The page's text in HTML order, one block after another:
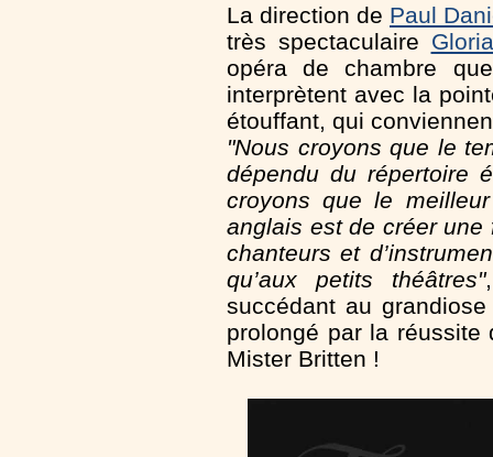
La direction de Paul
très spectaculaire
opéra de chambre
interprètent avec la
étouffant, qui
"Nous croyons que le
dépendu du répertoire
croyons que le
anglais est de créer une
chanteurs et
qu’aux petits théâtres"
succédant au
prolongé par la réussite
Mister Britten !